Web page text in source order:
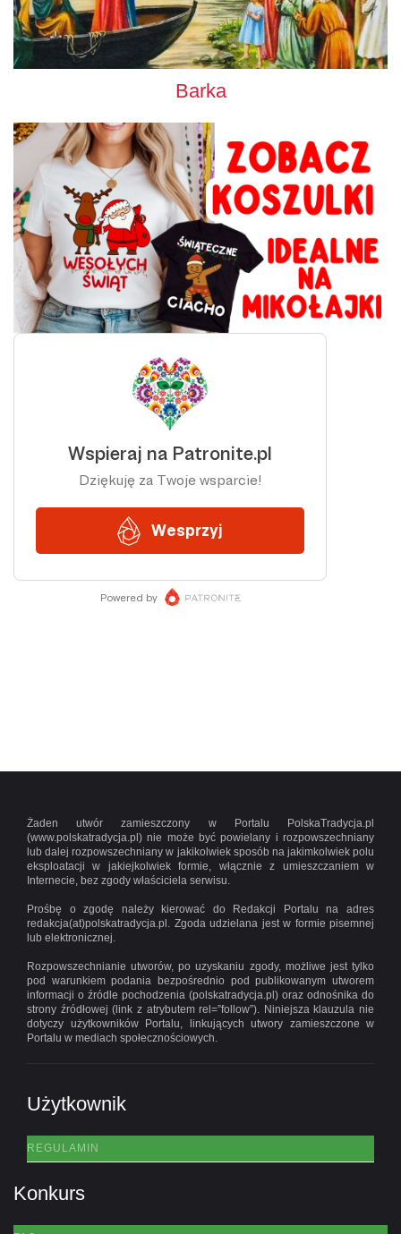
Barka
Żaden utwór zamieszczony w Portalu PolskaTradycja.pl
(www.polskatradycja.pl) nie może być powielany i rozpowszechniany
lub dalej rozpowszechniany w jakikolwiek sposób na jakimkolwiek polu
eksploatacji w jakiejkolwiek formie, włącznie z umieszczaniem w
Internecie, bez zgody właściciela serwisu.
Prośbę o zgodę należy kierować do Redakcji Portalu na adres
redakcja(at)polskatradycja.pl. Zgoda udzielana jest w formie pisemnej
lub elektronicznej.
Rozpowszechnianie utworów, po uzyskaniu zgody, możliwe jest tylko
pod warunkiem podania bezpośrednio pod publikowanym utworem
informacji o źródle pochodzenia (polskatradycja.pl) oraz odnośnika do
strony źródłowej (link z atrybutem rel=”follow”). Niniejsza klauzula nie
dotyczy użytkowników Portalu, linkujących utwory zamieszczone w
Portalu w mediach społecznościowych.
Użytkownik
REGULAMIN
Konkurs